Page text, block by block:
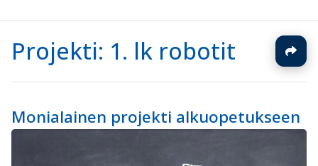
Projekti: 1. lk robotit
Monialainen projekti alkuopetukseen